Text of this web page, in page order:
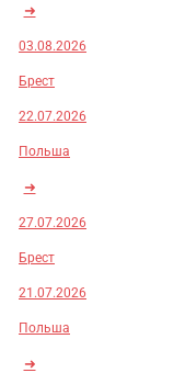
➜
03.08.2026
Брест
22.07.2026
Польша
➜
27.07.2026
Брест
21.07.2026
Польша
➜